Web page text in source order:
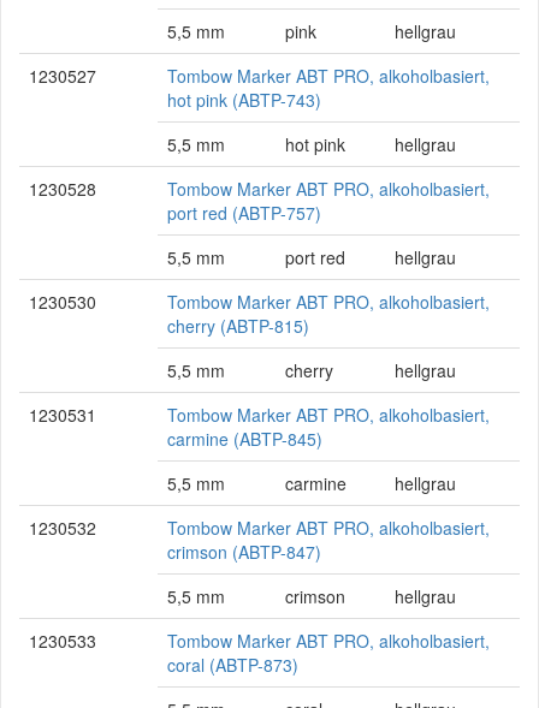
5,5 mm
pink
hellgrau
1230527
Tombow Marker ABT PRO, alkoholbasiert,
hot pink (ABTP-743)
5,5 mm
hot pink
hellgrau
1230528
Tombow Marker ABT PRO, alkoholbasiert,
port red (ABTP-757)
5,5 mm
port red
hellgrau
1230530
Tombow Marker ABT PRO, alkoholbasiert,
cherry (ABTP-815)
5,5 mm
cherry
hellgrau
1230531
Tombow Marker ABT PRO, alkoholbasiert,
carmine (ABTP-845)
5,5 mm
carmine
hellgrau
1230532
Tombow Marker ABT PRO, alkoholbasiert,
crimson (ABTP-847)
5,5 mm
crimson
hellgrau
1230533
Tombow Marker ABT PRO, alkoholbasiert,
coral (ABTP-873)